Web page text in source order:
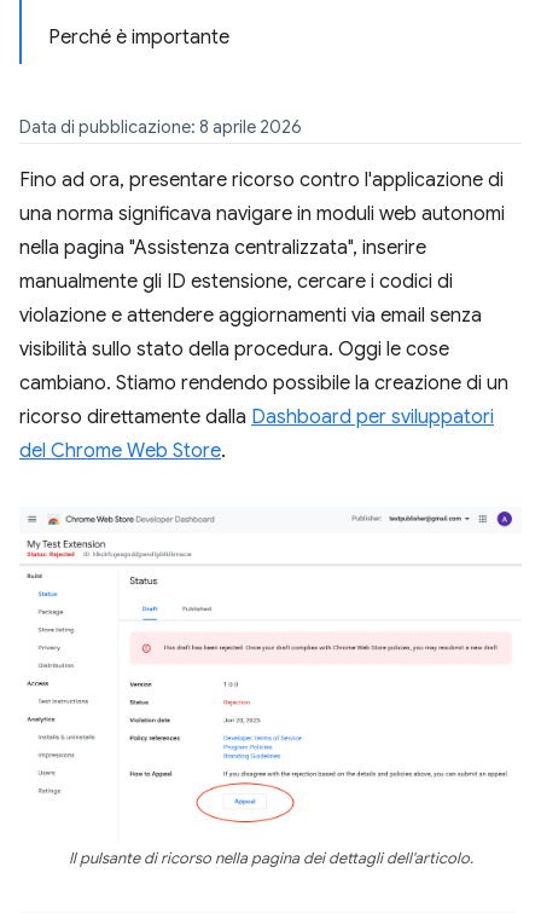
Perché è importante
Data di pubblicazione: 8 aprile 2026
Fino ad ora, presentare ricorso contro l'applicazione di
una norma significava navigare in moduli web autonomi
nella pagina "Assistenza centralizzata", inserire
manualmente gli ID estensione, cercare i codici di
violazione e attendere aggiornamenti via email senza
visibilità sullo stato della procedura. Oggi le cose
cambiano. Stiamo rendendo possibile la creazione di un
ricorso direttamente dalla Dashboard per sviluppatori
del Chrome Web Store.
Il pulsante di ricorso nella pagina dei dettagli dell'articolo.